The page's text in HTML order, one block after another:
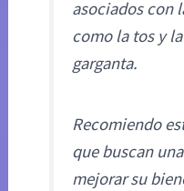
asociados con
como la tos y
garganta.
Recomiendo
que buscan
mejorar su